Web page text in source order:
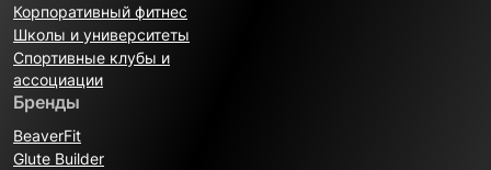
Корпоративный фитнес
Школы и университеты
Спортивные клубы и
ассоциации
Бренды
BeaverFit
Glute Builder